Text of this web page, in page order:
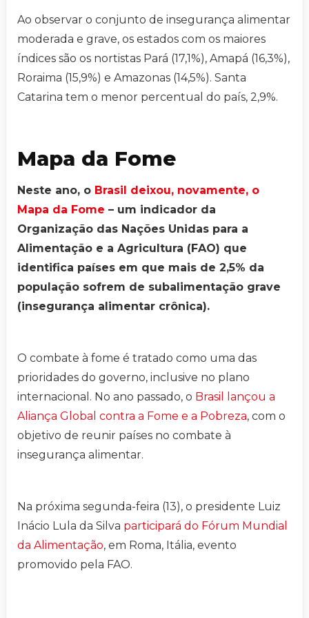
Ao observar o conjunto de insegurança alimentar
moderada e grave, os estados com os maiores
índices são os nortistas Pará (17,1%), Amapá (16,3%),
Roraima (15,9%) e Amazonas (14,5%). Santa
Catarina tem o menor percentual do país, 2,9%.
Mapa da Fome
Neste ano, o Brasil deixou, novamente, o
Mapa da Fome – um indicador da
Organização das Nações Unidas para a
Alimentação e a Agricultura (FAO) que
identifica países em que mais de 2,5% da
população sofrem de subalimentação grave
(insegurança alimentar crônica).
O combate à fome é tratado como uma das
prioridades do governo, inclusive no plano
internacional. No ano passado, o Brasil lançou a
Aliança Global contra a Fome e a Pobreza, com o
objetivo de reunir países no combate à
insegurança alimentar.
Na próxima segunda-feira (13), o presidente Luiz
Inácio Lula da Silva participará do Fórum Mundial
da Alimentação, em Roma, Itália, evento
promovido pela FAO.